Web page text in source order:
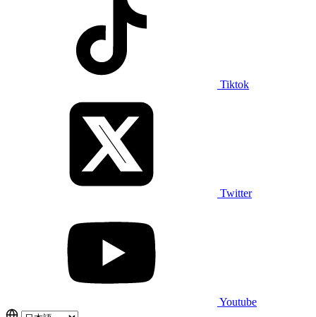
Tiktok
Twitter
Youtube